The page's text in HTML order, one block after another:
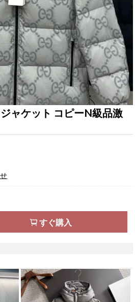
ャケット コピーN級品激
すぐ購入